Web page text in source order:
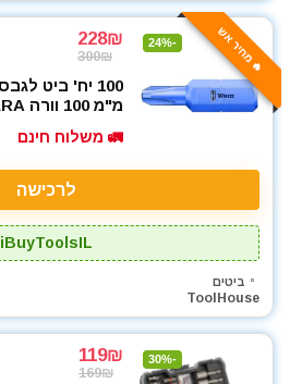
🔥 מחיר אש -24%
228₪
300₪
מ"מ 100 וורה WERA
🚛 משלוח חינם
לרכישה
iBuyToolsIL
ביטים
ToolHouse
-30%
119₪
169₪